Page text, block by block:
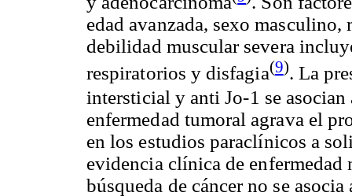
edad avanzada, sexo masculino,
debilidad muscular severa
respiratorios y disfagia(9). La
intersticial y antiJo-1 se
enfermedad tumoral agrava el
en los estudiosparaclínicos a
evidencia clínica de
búsqueda de cáncer no se